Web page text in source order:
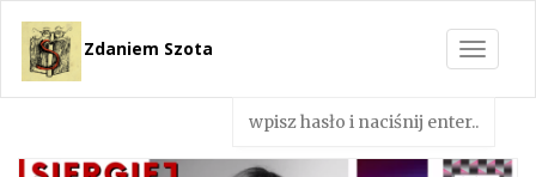
Toggle
Zdaniem Szota